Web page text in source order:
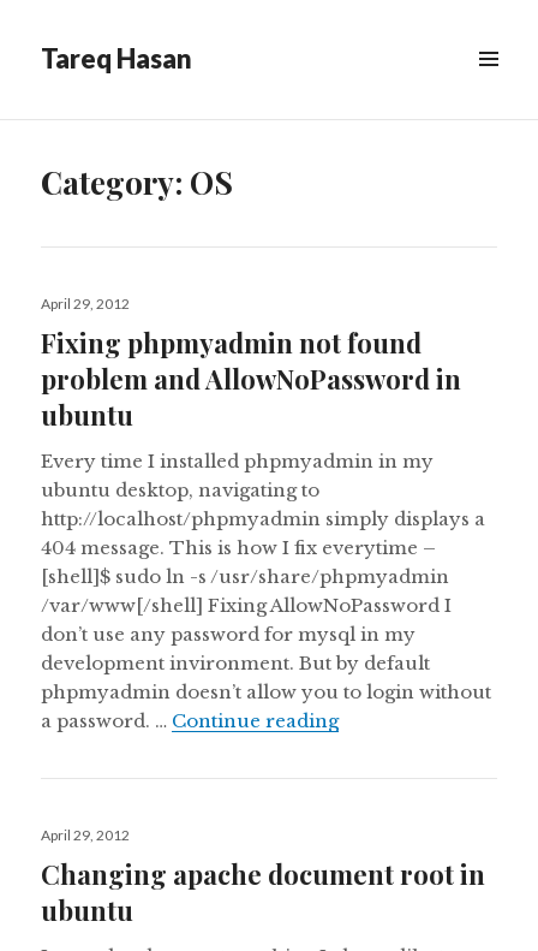
Tareq Hasan
WIDGETS
Category: OS
Posted
April 29, 2012
Fixing phpmyadmin not found
problem and AllowNoPassword in
ubuntu
Every time I installed phpmyadmin in my
ubuntu desktop, navigating to
http://localhost/phpmyadmin simply displays a
404 message. This is how I fix everytime –
[shell]$ sudo ln -s /usr/share/phpmyadmin
/var/www[/shell] Fixing AllowNoPassword I
don’t use any password for mysql in my
development invironment. But by default
phpmyadmin doesn’t allow you to login without
a password. … Continue readingFixing phpmyadmin
Posted
April 29, 2012
Changing apache document root in
ubuntu